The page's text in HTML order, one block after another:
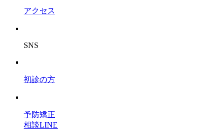
アクセス
SNS
初診の方
予防矯正
相談LINE